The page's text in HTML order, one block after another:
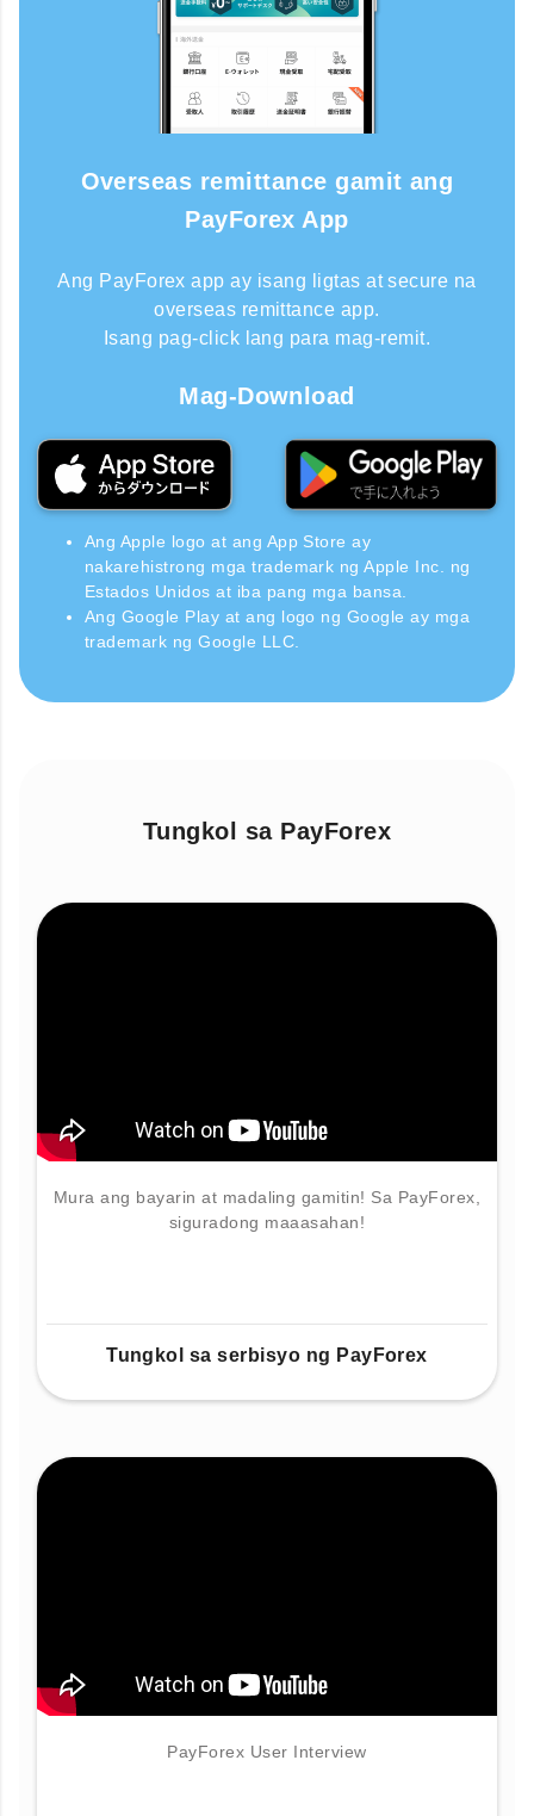
Overseas remittance gamit ang
PayForex App
Ang PayForex app ay isang ligtas at secure na
overseas remittance app.
Isang pag-click lang para mag-remit.
Mag-Download
Ang Apple logo at ang App Store ay
nakarehistrong mga trademark ng Apple Inc. ng
Estados Unidos at iba pang mga bansa.
Ang Google Play at ang logo ng Google ay mga
trademark ng Google LLC.
Tungkol sa PayForex
Mura ang bayarin at madaling gamitin! Sa PayForex,
siguradong maaasahan!
Tungkol sa serbisyo ng PayForex
PayForex User Interview